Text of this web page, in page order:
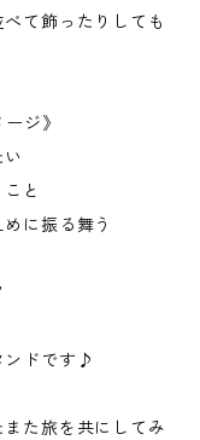
て飾ったりしても
ジ》
と
に振る舞う
ンドです♪
た旅を共にしてみ